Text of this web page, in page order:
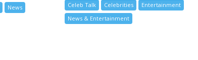
News Celeb Talk Celebrities
Entertainment
News & Entertainment